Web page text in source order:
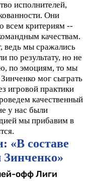
исполнителей,
Они
всем критериям --
качествам.
ведь мы сражались
по результату, но не
по эмоциям, то мы
мог сыграть
игровой практики
качественный
у нас были
мы прибавим в
«В составе
офф Лиги